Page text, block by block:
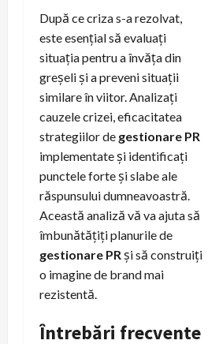
După ce criza s-a rezolvat,
este esențial să evaluați
situația pentru a învăța din
greșeli și a preveni situații
similare în viitor. Analizați
cauzele crizei, eficacitatea
strategiilor de gestionare PR
implementate și identificați
punctele forte și slabe ale
răspunsului dumneavoastră.
Această analiză vă va ajuta să
îmbunătățiți planurile de
gestionare PRși să construiți
o imagine de brand mai
rezistentă.
Întrebări frecvente